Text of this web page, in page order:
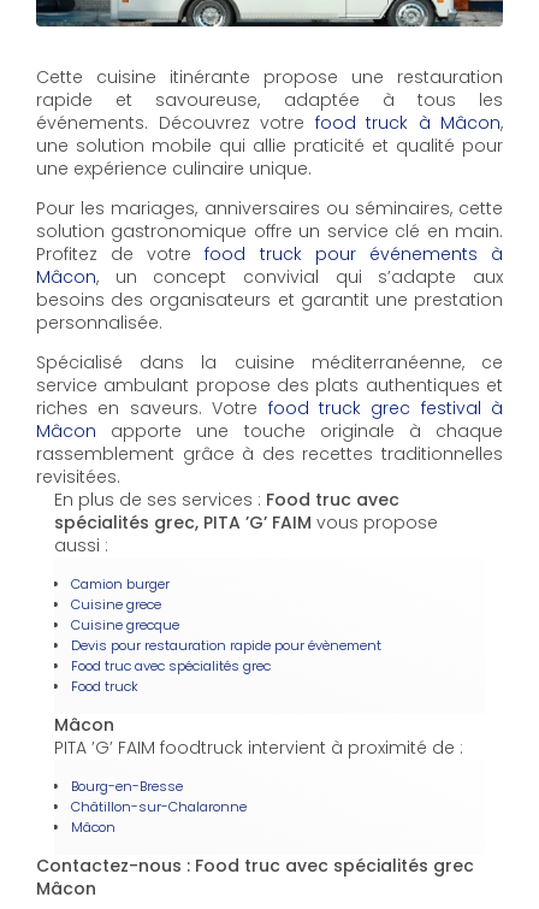
Cette cuisine itinérante propose une restauration
rapide et savoureuse, adaptée à tous les
événements. Découvrez votre food truck à Mâcon,
une solution mobile qui allie praticité et qualité pour
une expérience culinaire unique.
Pour les mariages, anniversaires ou séminaires, cette
solution gastronomique offre un service clé en main.
Profitez de votrefood truck pour événements à
Mâcon, un concept convivial qui s’adapte aux
besoins des organisateurs et garantit une prestation
personnalisée.
Spécialisé dans la cuisine méditerranéenne, ce
service ambulant propose des plats authentiques et
riches en saveurs. Votre food truck grec festival à
Mâcon apporte une touche originale à chaque
rassemblement grâce à des recettes traditionnelles
revisitées.
En plus de ses services : Food truc avec
spécialités grec, PITA ’G’ FAIM vous propose
aussi :
Camion burger
Cuisine grece
Cuisine grecque
Devis pour restauration rapide pour évènement
Food truc avec spécialités grec
Food truck
Mâcon
PITA ’G’ FAIM foodtruck intervient à proximité de :
Bourg-en-Bresse
Châtillon-sur-Chalaronne
Mâcon
Contactez-nous : Food truc avec spécialités grec
Mâcon